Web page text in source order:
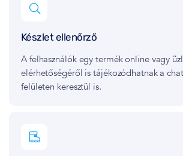
Készlet ellenőrző
A felhasználók egy termék online vagy
elérhetőségéről is tájékozódhatnak a
felületen keresztül is.